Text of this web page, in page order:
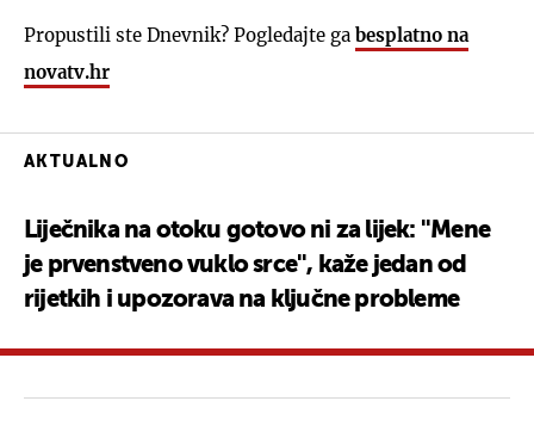
Propustili ste Dnevnik? Pogledajte ga besplatno na
novatv.hr
AKTUALNO
Liječnika na otoku gotovo ni za lijek: ''Mene
je prvenstveno vuklo srce'', kaže jedan od
rijetkih i upozorava na ključne probleme